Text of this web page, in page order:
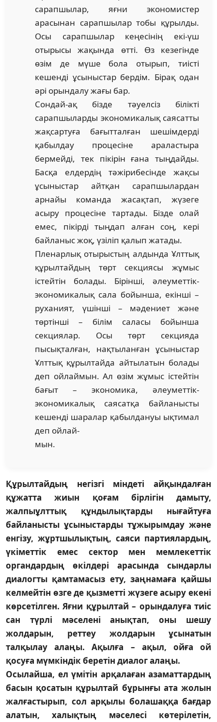
сарапшылар, яғни экономистер
арасынан сарапшылар тобы құрылды.
Осы сарап­шылар кеңесінің екі-үш
отырысы жақында өтті. Өз кезе­гінде
өзім де мүше бола отырып, тиісті
кешенді ұсыныстар бердім. Бірақ одан
әрі орындалу жағы бар.
Сондай-ақ бізде тәуелсіз білікті
сарапшыларды экономикалық саясатты
жақсартуға бағытталған шешімдерді
қабылдау про­цесіне араластыра
бермейді, тек пікірін ғана тыңдайды.
Басқа елдердің тәжірибесінде жақсы
ұсыныстар айтқан сарапшылардан
арнайы команда жасақтап, жүзеге
асыру процесіне тартады. Бізде олай
емес, пікірді тыңдап алған соң, кері
байланыс жоқ, үзіліп қалып жатады.
Пленарлық отырыстың алдында Ұлттық
құрылтайдың төрт секциясы жұмыс
істейтін болады. Бірінші, әлеуметтік-
эконо­микалық сала бойынша, екінші –
руханият, үшінші – мәдениет және
төртінші – білім саласы бойынша
секциялар. Осы төрт сек­цияда
пысықталған, нақтыланған ұсыныстар
Ұлттық құрыл­тайда айтылатын болады
деп ойлаймын. Ал өзім жұмыс істейтін
бағыт – экономика, әлеуметтік-
экономикалық саясатқа бай­ланысты
кешенді шаралар қабылдануы ықтимал
деп ойлай-
мын.
Құрылтайдың негізгі міндеті айқындалған
құжатта жиын қоғам бірлігін дамыту,
жалпыұлттық құндылықтарды нығайтуға
байланысты ұсыныстарды тұжырымдау және
енгізу, жұртшылықтың, саяси партиялардың,
үкіметтік емес сектор мен мемлекеттік
органдардың өкілдері арасында сындарлы
диалогты қамтамасыз ету, заңнамаға қайшы
келмейтін өзге де қызметті жүзеге асыру екені
көрсетілген. Яғни құрылтай – орындалуға тиіс
сан түрлі мәселені анықтап, оны шешу
жолдарын, реттеу жолдарын ұсынатын
талқылау алаңы. Ақылға – ақыл, ойға ой
қосуға мүмкіндік беретін диалог алаңы.
Осылайша, ел үмітін арқалаған азаматтардың
басын қосатын құрылтай бұрынғы ата жолын
жалғастырып, сол арқылы болашаққа бағдар
алатын, халықтың мәселесі көтерілетін,